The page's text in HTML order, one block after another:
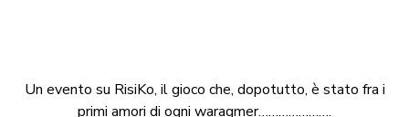
Un evento su RisiKo, il gioco che, dopotutto, è stato fra i
primi amori di ogni waragmer………………….